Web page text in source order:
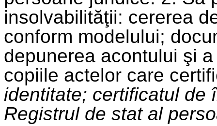
insolvabilităţii: cererea
conform modelului;
depunerea acontului şi
copiile actelor care
identitate; certificatul de
Registrul de stat al